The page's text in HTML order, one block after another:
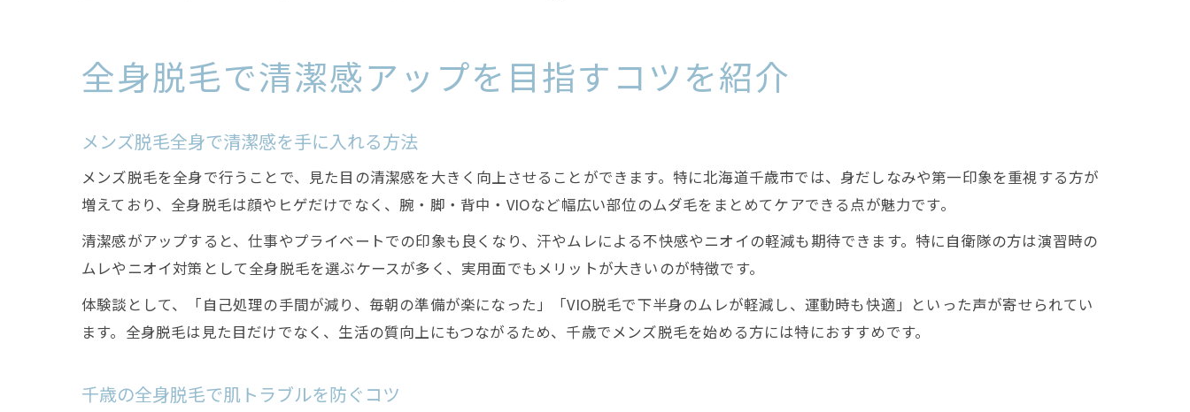
全身脱毛で清潔感アップを目指すコツを紹介
メンズ脱毛全身で清潔感を手に入れる方法
メンズ脱毛を全身で行うことで、見た目の清潔感を大きく向上させることができます。特に北海道千歳市では、身だしなみや第一印象を重視する方が
増えており、全身脱毛は顔やヒゲだけでなく、腕・脚・背中・VIOなど幅広い部位のムダ毛をまとめてケアできる点が魅力です。
清潔感がアップすると、仕事やプライベートでの印象も良くなり、汗やムレによる不快感やニオイの軽減も期待できます。特に自衛隊の方は演習時の
ムレやニオイ対策として全身脱毛を選ぶケースが多く、実用面でもメリットが大きいのが特徴です。
体験談として、「自己処理の手間が減り、毎朝の準備が楽になった」「VIO脱毛で下半身のムレが軽減し、運動時も快適」といった声が寄せられてい
ます。全身脱毛は見た目だけでなく、生活の質向上にもつながるため、千歳でメンズ脱毛を始める方には特におすすめです。
千歳の全身脱毛で肌トラブルを防ぐコツ